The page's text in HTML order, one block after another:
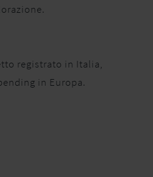
registrato in Italia,
in Europa.